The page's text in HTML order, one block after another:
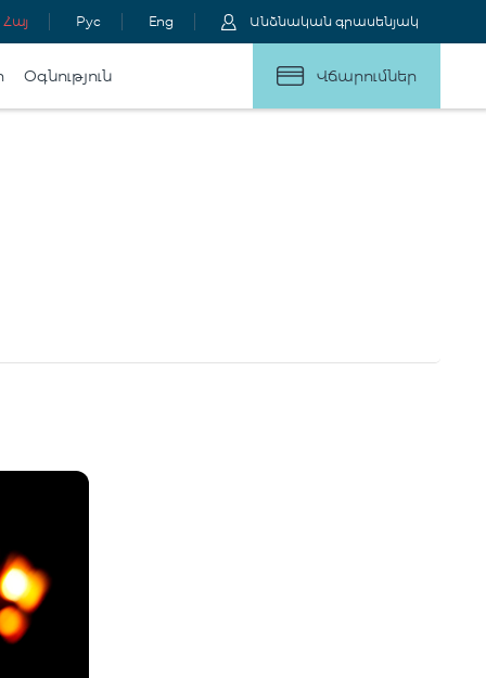
Հայ Рус Eng Անձնական գրասենյակ
Օգնություն Վճարումներ